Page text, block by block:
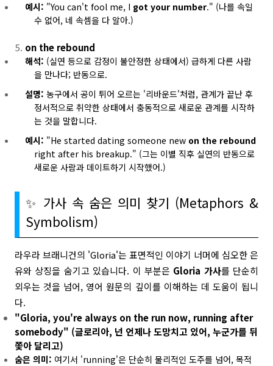
예시: "You can't fool me, I got your number." (나를 속일
수 없어, 네 속셈을 다 알아.)
on the rebound
해석: (실연 등으로 감정이 불안정한 상태에서) 급하게 다른 사람
을 만나다; 반동으로.
설명: 농구에서 공이 튀어 오르는 '리바운드'처럼, 관계가 끝난 후
정서적으로 취약한 상태에서 충동적으로 새로운 관계를 시작하
는 것을 말합니다.
예시: "He started dating someone new on the rebound
right after his breakup." (그는 이별 직후 실연의 반동으로
새로운 사람과 데이트하기 시작했어.)
✨ 가사 속 숨은 의미 찾기 (Metaphors &
Symbolism)
라우라 브래니건의 'Gloria'는 표면적인 이야기 너머에 심오한 은
유와 상징을 숨기고 있습니다. 이 부분은 Gloria 가사를 단순히
외우는 것을 넘어, 영어 원문의 깊이를 이해하는 데 도움이 됩니
다.
"Gloria, you're always on the run now, running after
somebody" (글로리아, 넌 언제나 도망치고 있어, 누군가를 뒤
쫓아 달리고)
숨은 의미: 여기서 'running'은 단순히 물리적인 도주를 넘어, 목적